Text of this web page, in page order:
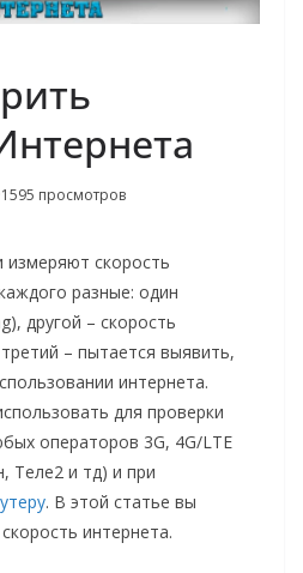
1595 просмотров
измеряют скорость
разные: один
другой – скорость
– пытается выявить,
интернета.
для проверки
операторов 3G, 4G/LTE
Теле2 и тд) и при
. В этой статье вы
интернета.